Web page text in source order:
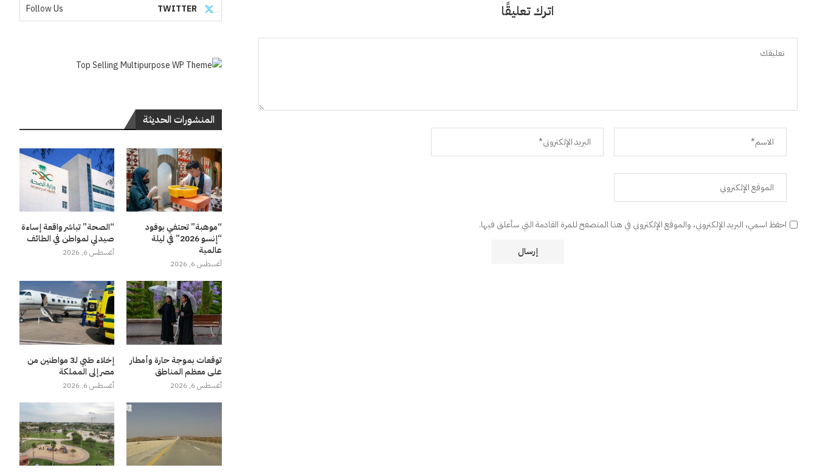
اترك تعليقًا
احفظ اسمي، البريد الإلكتروني، والموقع الإلكتروني في هذا المتصفح للمرة القادمة التي سأعلق فيها.
TWITTER
Follow Us
المنشورات الحديثة
“موهبة” تحتفي بوفود
“إنسو 2026” في ليلة
عالمية
أغسطس 6, 2026
“الصحة” تباشر واقعة إساءة
صيدلي لمواطن في الطائف
أغسطس 6, 2026
توقعات بموجة حارة وأمطار
على معظم المناطق
أغسطس 6, 2026
إخلاء طبي لـ3 مواطنين من
مصر إلى المملكة
أغسطس 6, 2026